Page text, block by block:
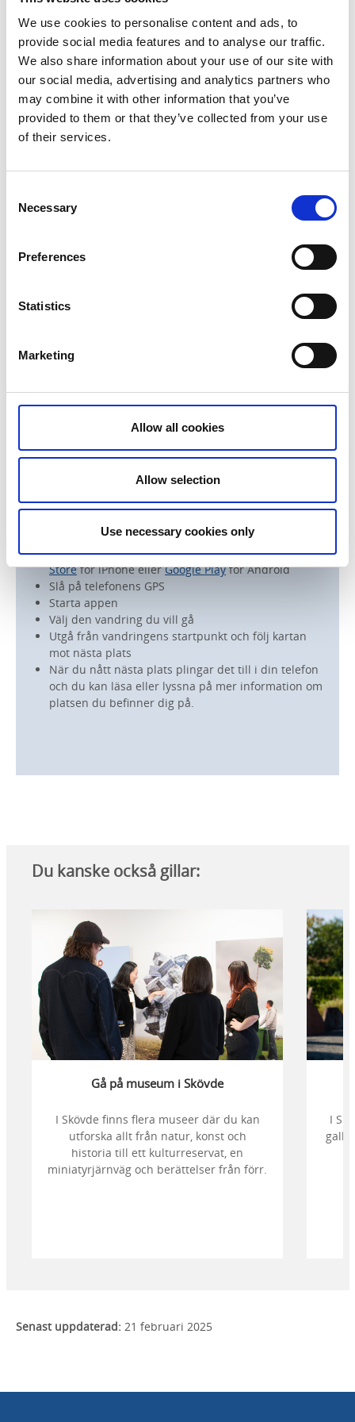
We use cookies to personalise content and ads, to
provide social media features and to analyse our traffic.
We also share information about your use of our site with
our social media, advertising and analytics partners who
may combine it with other information that you’ve
provided to them or that they’ve collected from your use
of their services.
Selection
Necessary
Preferences
Statistics
Marketing
Allow all cookies
Allow selection
Use necessary cookies only
Från spelens värld
Billingetrollets skog
Du hittar fler guidade vandringar, spel och quiz i
appen.
Så funkar Skövde Streetmuseum:
Ladda ned appen Skövde Streetmuseum iApp
Storeför iPhone ellerGoogle Playför Android
Slå på telefonens GPS
Starta appen
Välj den vandring du vill gå
Utgå från vandringens startpunkt och följ kartan
mot nästa plats
När du nått nästa plats plingar det till i din telefon
och du kan läsa eller lyssna på mer information om
platsen du befinner dig på.
Du kanske också gillar:
Gå på museum i Skövde
I Skövde finns flera museer där du kan
utforska allt från natur, konst och
historia till ett kulturreservat, en
miniatyrjärnväg och berättelser från förr.
I
Senast uppdaterad: 21 februari 2025